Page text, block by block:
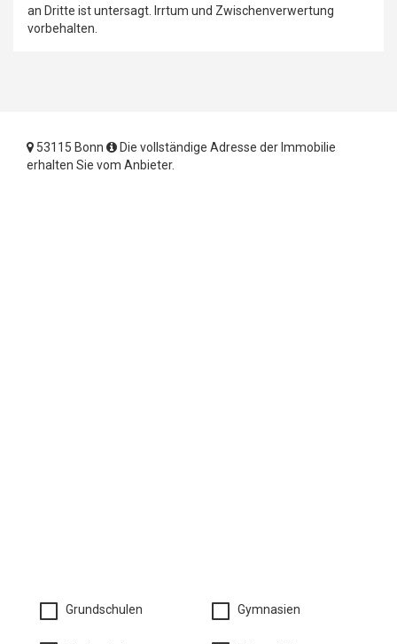
an Dritte ist untersagt. Irrtum und Zwischenverwertung
vorbehalten.
53115 Bonn
Die vollständige Adresse der Immobilie
erhalten Sie vom Anbieter.
Grundschulen Gymnasien